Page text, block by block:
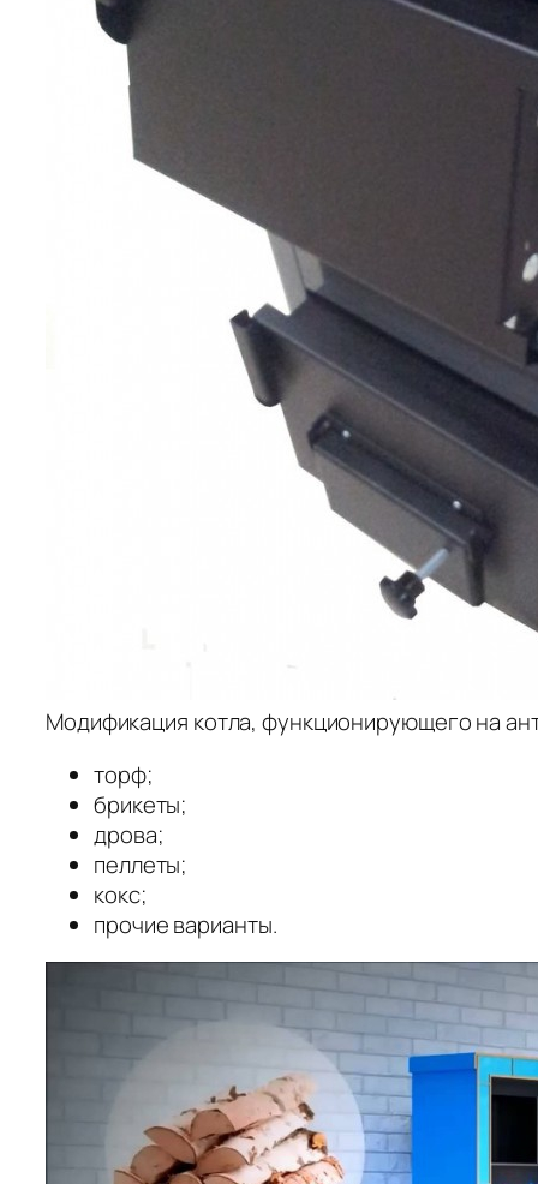
Модификация котла, функционирующего на
торф;
брикеты;
дрова;
пеллеты;
кокс;
прочие варианты.